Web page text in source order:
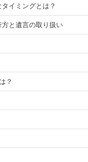
イミングとは？
と遺言の取り扱い
？